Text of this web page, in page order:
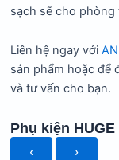
sạch sẽ cho phòng
Liên hệ ngay với
sản phẩm hoặc để
và tư vấn cho bạn.
Phụ kiện HUGE
‹ ›